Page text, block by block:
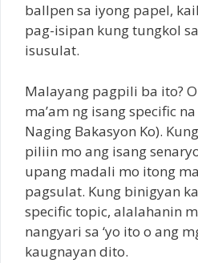
ballpen sa iyong papel,
pag-isipan kung tungkol
isusulat.
Malayang pagpili ba ito?
ma’am ng isang specific
Naging Bakasyon Ko).
piliin mo ang isang
upang madali mo itong
pagsulat. Kung binigyan
specific topic, alalahanin
nangyari sa ‘yo ito o ang
kaugnayan dito.